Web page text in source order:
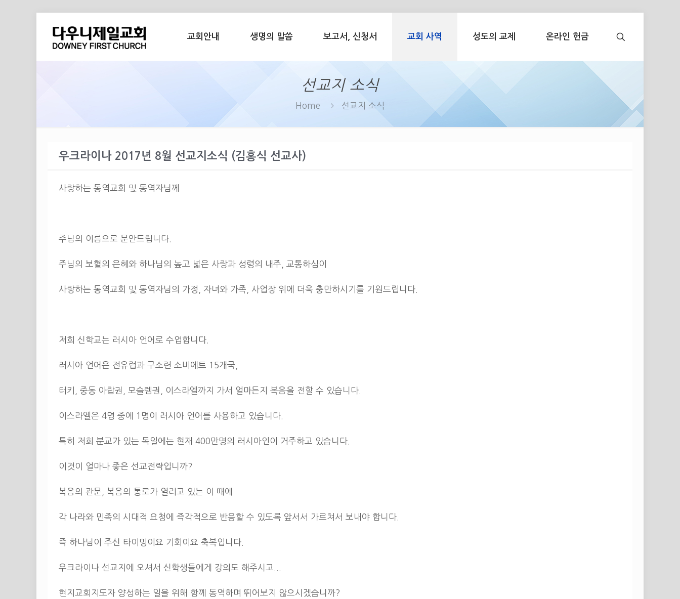
교회안내 생명의 말씀 보고서, 신청서 교회 사역 성도의 교제 온라인 헌금
선교지 소식
Home 선교지 소식
우크라이나 2017년 8월 선교지소식 (김홍식 선교사)
사랑하는 동역교회 및 동역자님께
주님의 이름으로 문안드립니다.
주님의 보혈의 은혜와 하나님의 높고 넓은 사랑과 성령의 내주, 교통하심이
사랑하는 동역교회 및 동역자님의 가정, 자녀와 가족, 사업장 위에 더욱 충만하시기를 기원드립니다.
저희 신학교는 러시아 언어로 수업합니다.
러시아 언어은 전유럽과 구소련 소비에트 15개국,
터키, 중동 아랍권, 모슬렘권, 이스라엘까지 가서 얼마든지 복음을 전할 수 있습니다.
이스라엘은 4명 중에 1명이 러시아 언어를 사용하고 있습니다.
특히 저희 분교가 있는 독일에는 현재 400만명의 러시아인이 거주하고 있습니다.
이것이 얼마나 좋은 선교전략입니까?
복음의 관문, 복음의 통로가 열리고 있는 이 때에
각 나라와 민족의 시대적 요청에 즉각적으로 반응할 수 있도록 앞서서 가르쳐서 보내야 합니다.
즉 하나님이 주신 타이밍이요 기회이요 축복입니다.
우크라이나 선교지에 오셔서 신학생들에게 강의도 해주시고...
현지교회지도자 양성하는 일을 위해 함께 동역하며 뛰어보지 않으시겠습니까?